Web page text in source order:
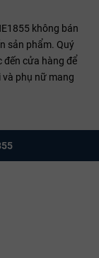
không bán
sản phẩm. Quý
đến cửa hàng để
phụ nữ mang